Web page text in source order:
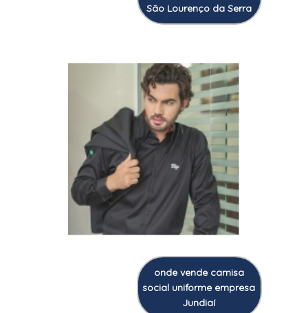
São Lourenço da Serra
onde vende camisa
social uniforme empresa
Jundiaí